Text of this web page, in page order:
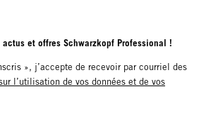
et offres Schwarzkopf Professional !
», j’accepte de recevoir par courriel des
l’utilisation de vos données et de vos